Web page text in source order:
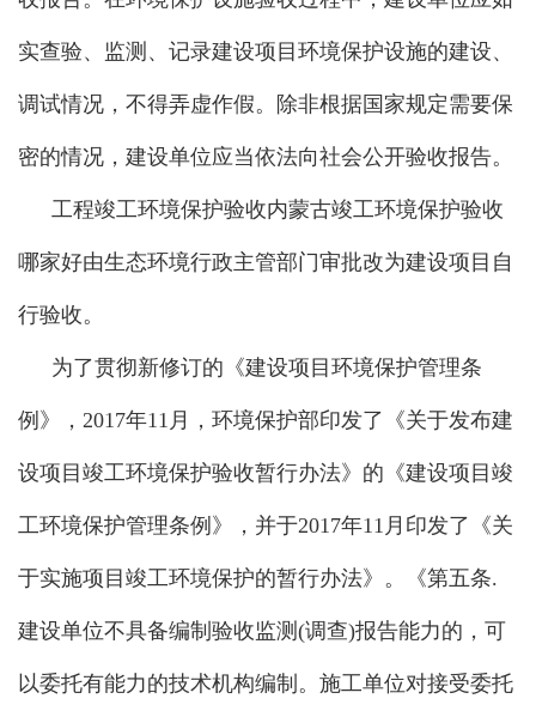
实查验、监测、记录建设项目环境保护设施的建设、
调试情况，不得弄虚作假。除非根据国家规定需要保
密的情况，建设单位应当依法向社会公开验收报告。
工程竣工环境保护验收内蒙古竣工环境保护验收
哪家好由生态环境行政主管部门审批改为建设项目自
行验收。
为了贯彻新修订的《建设项目环境保护管理条
例》，2017年11月，环境保护部印发了《关于发布建
设项目竣工环境保护验收暂行办法》的《建设项目竣
工环境保护管理条例》，并于2017年11月印发了《关
于实施项目竣工环境保护的暂行办法》。《第五条.
建设单位不具备编制验收监测(调查)报告能力的，可
以委托有能力的技术机构编制。施工单位对接受委托